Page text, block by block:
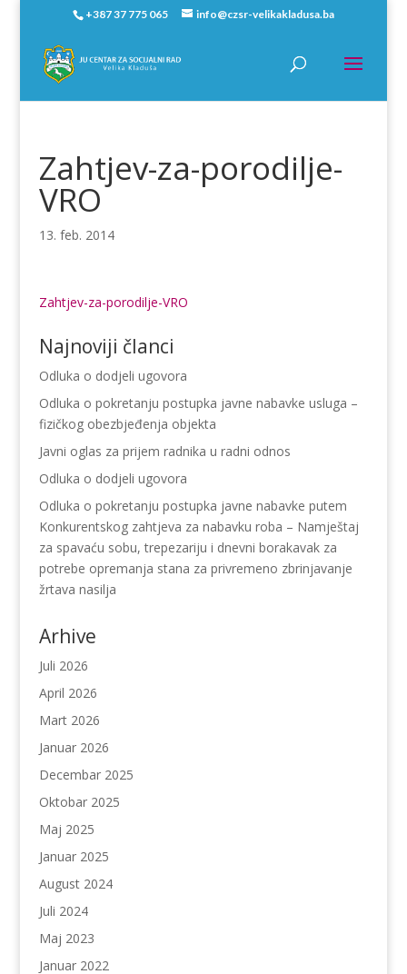
+387 37 775 065 info@czsr-velikakladusa.ba
Zahtjev-za-porodilje-
VRO
13. feb. 2014
Zahtjev-za-porodilje-VRO
Najnoviji članci
Odluka o dodjeli ugovora
Odluka o pokretanju postupka javne nabavke usluga –
fizičkog obezbjeđenja objekta
Javni oglas za prijem radnika u radni odnos
Odluka o dodjeli ugovora
Odluka o pokretanju postupka javne nabavke putem
Konkurentskog zahtjeva za nabavku roba – Namještaj
za spavaću sobu, trepezariju i dnevni borakavak za
potrebe opremanja stana za privremeno zbrinjavanje
žrtava nasilja
Arhive
Juli 2026
April 2026
Mart 2026
Januar 2026
Decembar 2025
Oktobar 2025
Maj 2025
Januar 2025
August 2024
Juli 2024
Maj 2023
Januar 2022